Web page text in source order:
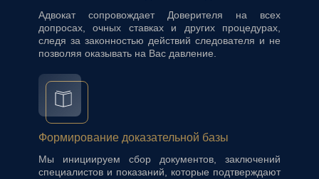
Адвокат сопровождает Доверителя на всех
допросах, очных ставках и других процедурах,
следя за законностью действий следователя и не
позволяя оказывать на Вас давление.
Мы инициируем сбор документов, заключений
специалистов и показаний, которые подтверждают
Формирование доказательной базы